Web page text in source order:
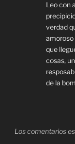
Leo con
verdad
amoroso
que
cosas,
de la
Los comentarios